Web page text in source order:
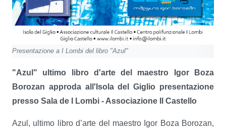
Presentazione a I Lombi del libro "Azul"
"Azul" ultimo libro d'arte del maestro Igor Boza
Borozan approda all'Isola del Giglio presentazione
presso Sala de I Lombi - Associazione Il Castello
Azul, ultimo libro d’arte del maestro Igor Boza Borozan,